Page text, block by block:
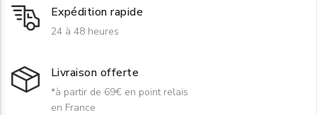
Expédition rapide
24 à 48 heures
Livraison offerte
*à partir de 69€ en point relais
en France